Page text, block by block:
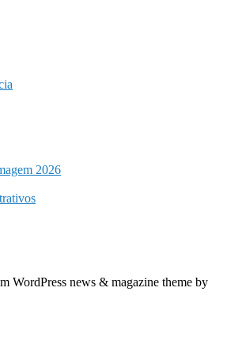
2026
WordPress news & magazine theme by